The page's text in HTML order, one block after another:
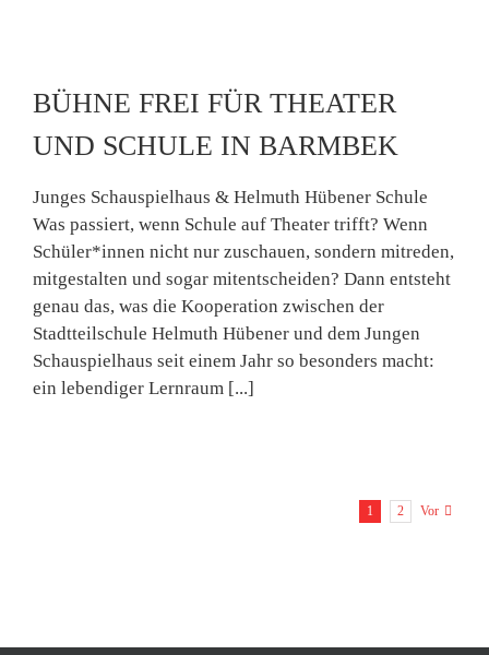
BÜHNE FREI FÜR THEATER
UND SCHULE IN BARMBEK
Junges Schauspielhaus & Helmuth Hübener Schule
Was passiert, wenn Schule auf Theater trifft? Wenn
Schüler*innen nicht nur zuschauen, sondern mitreden,
mitgestalten und sogar mitentscheiden? Dann entsteht
genau das, was die Kooperation zwischen der
Stadtteilschule Helmuth Hübener und dem Jungen
Schauspielhaus seit einem Jahr so besonders macht:
ein lebendiger Lernraum [...]
1 2 Vor